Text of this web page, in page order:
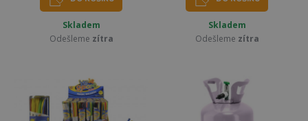
Skladem
Odešleme zítra
Skladem
Odešleme zítra